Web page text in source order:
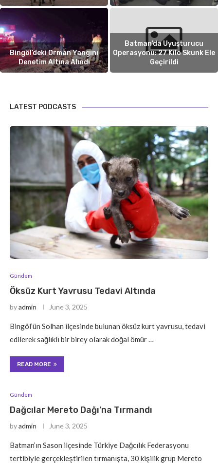
Bingöl’deki Orman Yangını
Denetim Altına Alındı
Batman’da Uyuşturucu
Operasyonu: 27 Kilo Skunk Ele
Geçirildi
LATEST PODCASTS
Gündem
Öksüz Kurt Yavrusu Tedavi Altında
byadmin June 3, 2025
Bingöl’ün Solhan ilçesinde bulunan öksüz kurt yavrusu, tedavi
edilerek sağlıklı bir birey olarak doğal ömür …
READ MORE
Gündem
Dağcılar Mereto Dağı’na Tırmandı
byadmin June 3, 2025
Batman’ın Sason ilçesinde Türkiye Dağcılık Federasyonu
tertibiyle gerçekleştirilen tırmanışta, 30 kişilik grup Mereto